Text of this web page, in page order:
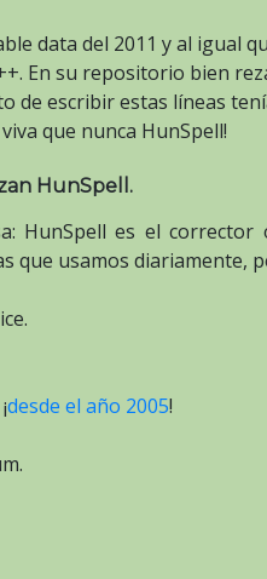
data del 2011 y al igual
En su repositorio bien
de escribir estas líneas
que nunca HunSpell!
HunSpell.
HunSpell es el
que usamos diariamente,
¡desde el año 2005!